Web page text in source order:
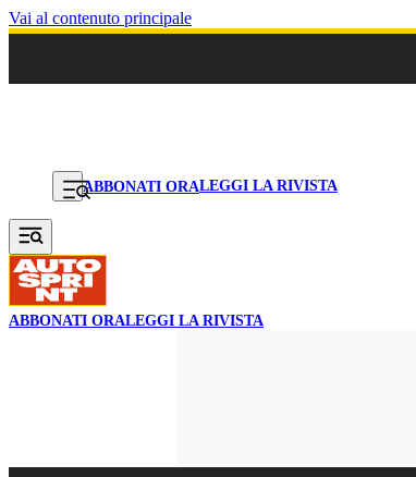
Vai al contenuto principale
ABBONATI ORALEGGI LA RIVISTA
ABBONATI ORALEGGI LA RIVISTA